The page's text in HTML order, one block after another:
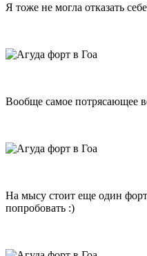
Я тоже не могла отказать
Вообще самое потрясающее
На мысу стоит еще один
попробовать :)